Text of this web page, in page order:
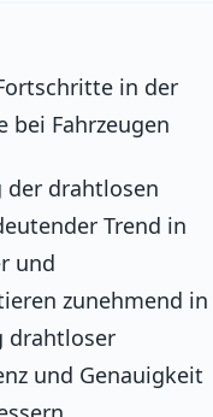
in der
bei Fahrzeugen
der drahtlosen
Trend in
und
zunehmend in
drahtloser
und Genauigkeit